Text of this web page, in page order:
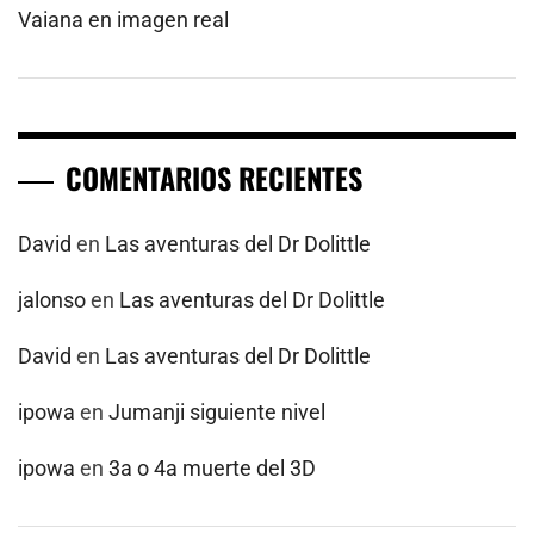
Vaiana en imagen real
COMENTARIOS RECIENTES
David en Las aventuras del Dr Dolittle
jalonsoen Las aventuras del Dr Dolittle
David en Las aventuras del Dr Dolittle
ipowa en Jumanji siguiente nivel
ipowa en 3a o 4a muerte del 3D